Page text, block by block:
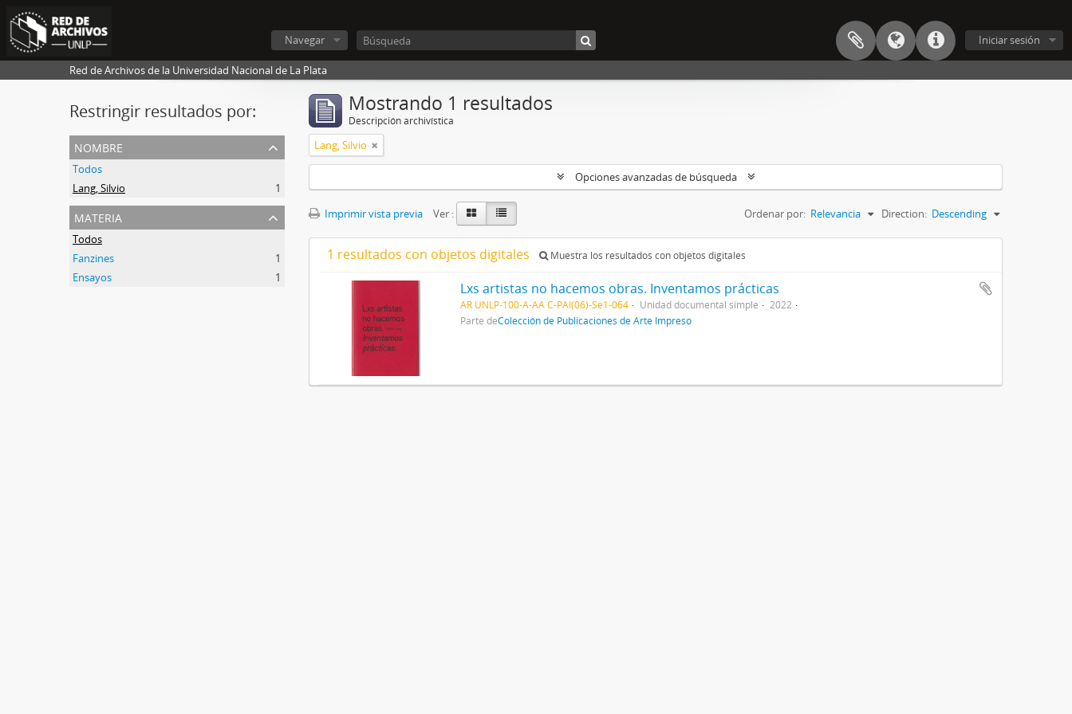
Iniciar sesión
Navegar
Red de Archivos de la Universidad Nacional de La Plata
Restringir resultados por:
nombre
Todos
Lang, Silvio
1
materia
Todos
Fanzines
1
Ensayos
1
Mostrando 1 resultados
Descripción archivística
Lang, Silvio
Opciones avanzadas de búsqueda
Imprimir vista previa Ver : Ordenar por: Relevancia Direction: Descending
1 resultados con objetos digitales Muestra los resultados con objetos digitales
Lxs artistas no hacemos obras. Inventamos prácticas
AR UNLP-100-A-AA C-PAI(06)-Se1-064 Unidad documental simple
2022
Parte deColección de Publicaciones de Arte Impreso